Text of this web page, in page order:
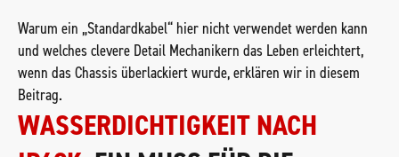
Warum ein „Standardkabel“ hier nicht verwendet werden kann
und welches clevere Detail Mechanikern das Leben erleichtert,
wenn das Chassis überlackiert wurde, erklären wir in diesem
Beitrag.
WASSERDICHTIGKEIT NACH